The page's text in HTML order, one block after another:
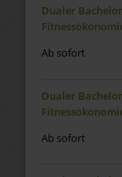
Dualer
Ab sofort
Dualer
Ab sofort